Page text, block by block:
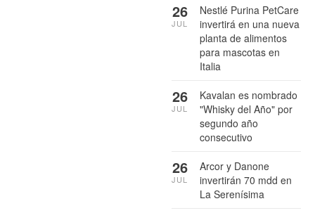
Nestlé Purina PetCare
invertirá en una nueva
planta de alimentos
para mascotas en
Italia
26
JUL
Kavalan es nombrado
"Whisky del Año" por
segundo año
consecutivo
26
JUL
Arcor y Danone
invertirán 70 mdd en
La Serenísima
26
JUL